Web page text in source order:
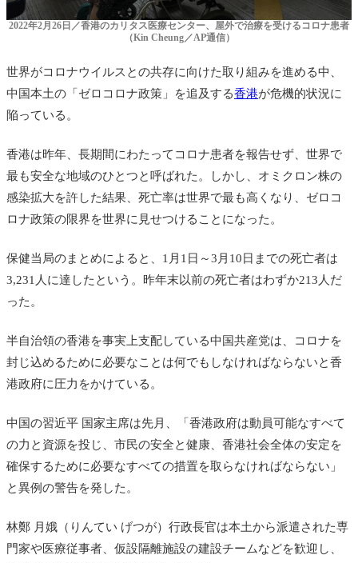
2022年2月26日／香港のカリタス医療センター、屋外で治療を受けるコロナ患者
（Kin Cheung／AP通信）
世界がコロナウイルスとの共存に向けた取り組みを進める中、
中国本土の「ゼロコロナ政策」を追及する香港が危機的状況に
陥っている。
香港は昨年、長期間にわたってコロナ患者を報告せず、世界で
最も安全な地域のひとつと呼ばれた。しかし、オミクロン株の
感染拡大を許した結果、死亡率は世界で最も高くなり、ゼロコ
ロナ政策の限界を世界に見せつけることになった。
保健当局のまとめによると、1月1日～3月10日までの死亡者は
3,231人に達したという。昨年末以前の死亡者はわずか213人だ
った。
半自治領の香港を事実上支配している中国共産党は、コロナを
封じ込めるために必要なことは何でもしなければならないと香
港政府に圧力をかけている。
中国の習近平 国家主席は先月、「香港政府は動員可能なすべて
の力と資源を投じ、市民の安全と健康、香港社会全体の安定を
確保するために必要なすべての措置を取らなければならない」
と異例の警告を発した。
林鄭 月娥（りんてい げつが）行政長官は本土から派遣された専
門家や医療従事者、仮設隔離施設の建設チームなどを歓迎し、